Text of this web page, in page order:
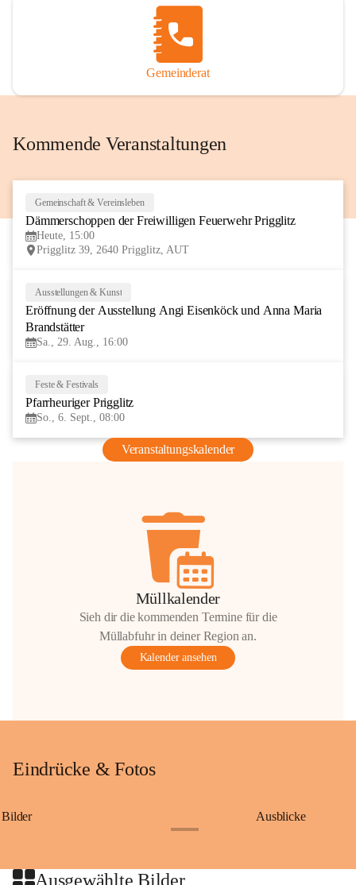
Gemeinderat
Kommende Veranstaltungen
Gemeinschaft & Vereinsleben
Dämmerschoppen der Freiwilligen Feuerwehr Prigglitz
Heute, 15:00
Prigglitz 39, 2640 Prigglitz, AUT
AUG
Ausstellungen & Kunst
Eröffnung der Ausstellung Angi Eisenköck und Anna Maria
Brandstätter
Sa., 29. Aug., 16:00
Feste & Festivals
Pfarrheuriger Prigglitz
So., 6. Sept., 08:00
Veranstaltungskalender
Müllkalender
Sieh dir die kommenden Termine für die
Müllabfuhr in deiner Region an.
Kalender ansehen
Eindrücke & Fotos
Bilder Ausblicke
Ausgewählte Bilder